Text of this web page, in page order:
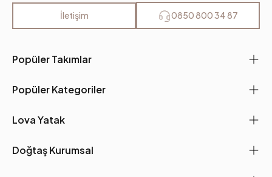
Popüler Takımlar
Popüler Kategoriler
Lova Yatak
Doğtaş Kurumsal
İletişim 0850 800 34 87